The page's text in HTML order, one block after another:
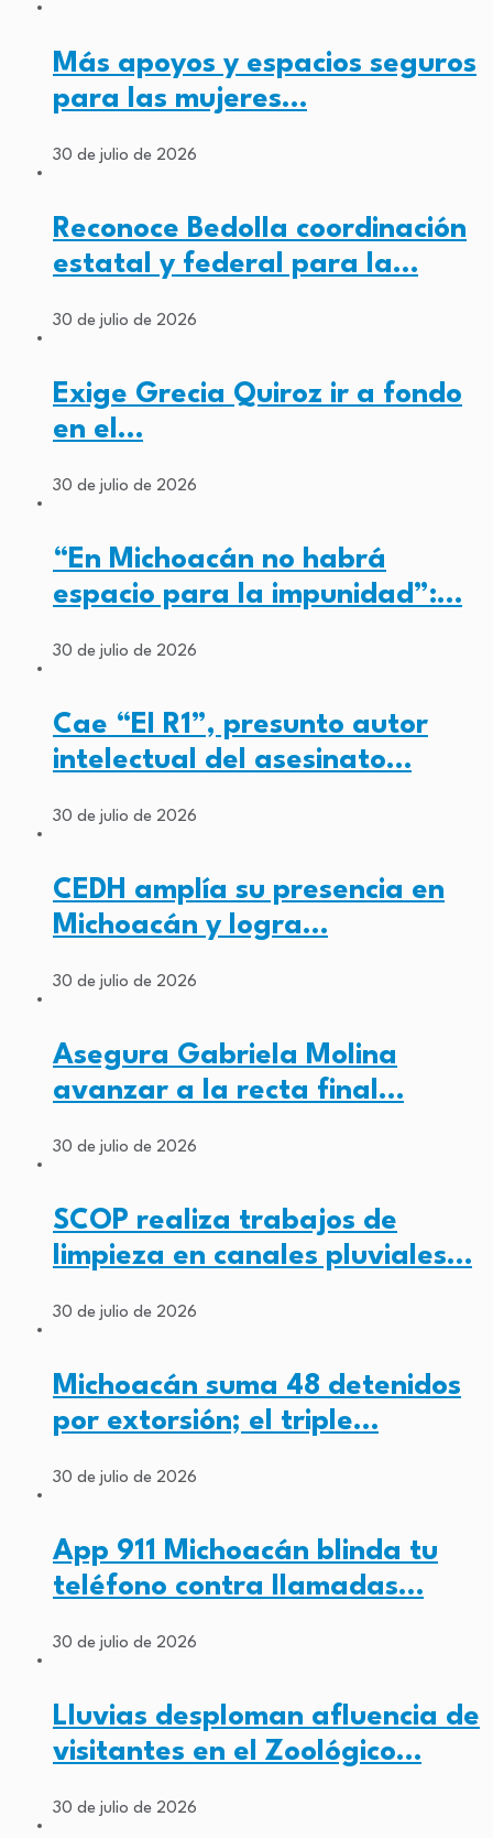
Más apoyos y espacios seguros
para las mujeres…
30 de julio de 2026
Reconoce Bedolla coordinación
estatal y federal para la…
30 de julio de 2026
Exige Grecia Quiroz ir a fondo
en el…
30 de julio de 2026
“En Michoacán no habrá
espacio para la impunidad”:…
30 de julio de 2026
Cae “El R1”, presunto autor
intelectual del asesinato…
30 de julio de 2026
CEDH amplía su presencia en
Michoacán y logra…
30 de julio de 2026
Asegura Gabriela Molina
avanzar a la recta final…
30 de julio de 2026
SCOP realiza trabajos de
limpieza en canales pluviales…
30 de julio de 2026
Michoacán suma 48 detenidos
por extorsión; el triple…
30 de julio de 2026
App 911 Michoacán blinda tu
teléfono contra llamadas…
30 de julio de 2026
Lluvias desploman afluencia de
visitantes en el Zoológico…
30 de julio de 2026